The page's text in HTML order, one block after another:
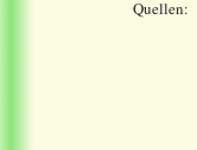
Quellen: